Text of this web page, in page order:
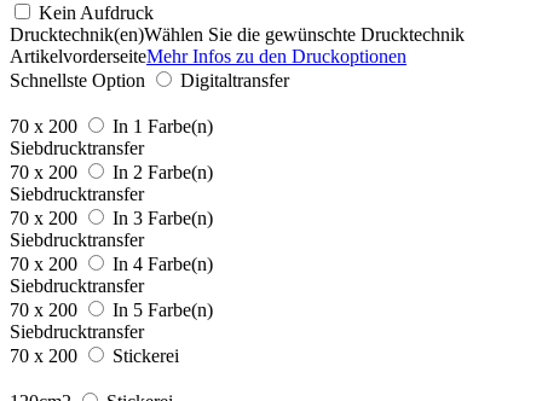
Kein Aufdruck
Drucktechnik(en)Wählen Sie die gewünschte Drucktechnik
ArtikelvorderseiteMehr Infos zu den Druckoptionen
Schnellste Option
Digitaltransfer
70 x 200
In 1 Farbe(n)
Siebdrucktransfer
70 x 200
In 2 Farbe(n)
Siebdrucktransfer
70 x 200
In 3 Farbe(n)
Siebdrucktransfer
70 x 200
In 4 Farbe(n)
Siebdrucktransfer
70 x 200
In 5 Farbe(n)
Siebdrucktransfer
70 x 200
Stickerei